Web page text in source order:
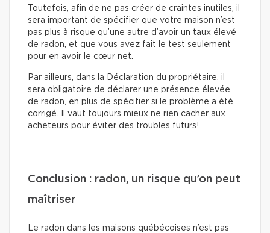
Toutefois, afin de ne pas créer de craintes inutiles, il
sera important de spécifier que votre maison n’est
pas plus à risque qu’une autre d’avoir un taux élevé
de radon, et que vous avez fait le test seulement
pour en avoir le cœur net.
Par ailleurs, dans la Déclaration du propriétaire, il
sera obligatoire de déclarer une présence élevée
de radon, en plus de spécifier si le problème a été
corrigé. Il vaut toujours mieux ne rien cacher aux
acheteurs pour éviter des troubles futurs!
Conclusion : radon, un risque qu’on peut
maîtriser
Le radon dans les maisons québécoises n’est pas